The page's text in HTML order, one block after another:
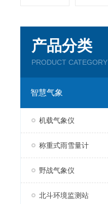
产品分类
PRODUCT CATEGORY
智慧气象
机载气象仪
称重式雨雪量计
野战气象仪
北斗环境监测站